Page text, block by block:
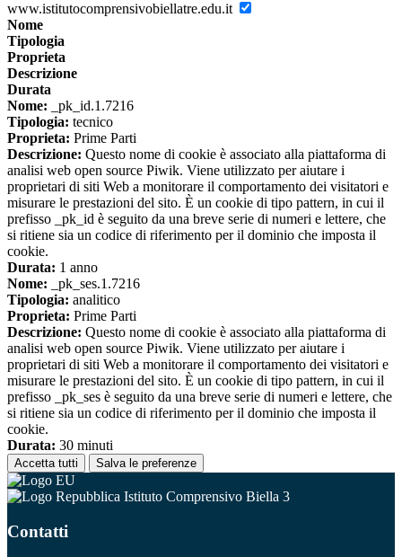
www.istitutocomprensivobiellatre.edu.it
Nome
Tipologia
Proprieta
Descrizione
Durata
Nome: _pk_id.1.7216
Tipologia: tecnico
Proprieta: Prime Parti
Descrizione: Questo nome di cookie è associato alla piattaforma di
analisi web open source Piwik. Viene utilizzato per aiutare i
proprietari di siti Web a monitorare il comportamento dei visitatori e
misurare le prestazioni del sito. È un cookie di tipo pattern, in cui il
prefisso _pk_id è seguito da una breve serie di numeri e lettere, che
si ritiene sia un codice di riferimento per il dominio che imposta il
cookie.
Durata: 1 anno
Nome: _pk_ses.1.7216
Tipologia: analitico
Proprieta: Prime Parti
Descrizione: Questo nome di cookie è associato alla piattaforma di
analisi web open source Piwik. Viene utilizzato per aiutare i
proprietari di siti Web a monitorare il comportamento dei visitatori e
misurare le prestazioni del sito. È un cookie di tipo pattern, in cui il
prefisso _pk_ses è seguito da una breve serie di numeri e lettere, che
si ritiene sia un codice di riferimento per il dominio che imposta il
cookie.
Durata: 30 minuti
Accetta tutti Salva le preferenze
Istituto Comprensivo Biella 3
Contatti